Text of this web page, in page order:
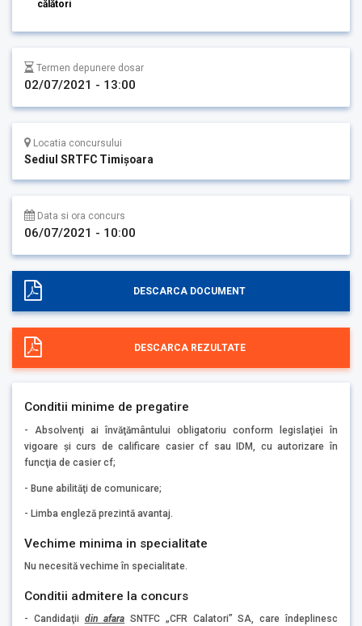
călători
Termen depunere dosar
02/07/2021 - 13:00
Locatia concursului
Sediul SRTFC Timişoara
Data si ora concurs
06/07/2021 - 10:00
DESCARCA DOCUMENT
DESCARCA REZULTATE
Conditii minime de pregatire
- Absolvenţi ai învăţământului obligatoriu conform legislaţiei în
vigoare şi curs de calificare casier cf sau IDM, cu autorizare în
funcţia de casier cf;
- Bune abilităţi de comunicare;
- Limba engleză prezintă avantaj.
Vechime minima in specialitate
Nu necesită vechime în specialitate.
Conditii admitere la concurs
- Candidaţii din afara SNTFC „CFR Calatori” SA, care îndeplinesc